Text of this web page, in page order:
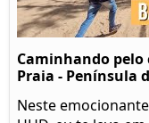
Caminhando pelo
Praia - Península
Neste